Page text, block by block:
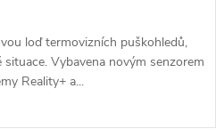
loď termovizních puškohledů,
Vybavena novým senzorem
Reality+ a...